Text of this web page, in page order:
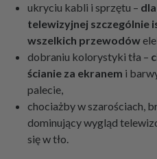
ukryciu kabli i sprzętu –
telewizyjnej szczególnie
wszelkich przewodów
dobraniu kolorystyki tła –
ścianie za ekranem i
palecie,
chociażby w szarościach,
dominujący wygląd
się w tło.